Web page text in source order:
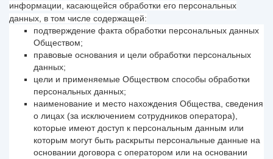
информации, касающейся обработки его персональных
данных, в том числе содержащей:
подтверждение факта обработки персональных данных
Обществом;
правовые основания и цели обработки персональных
данных;
цели и применяемые Обществом способы обработки
персональных данных;
наименование и место нахождения Общества, сведения
о лицах (за исключением сотрудников оператора),
которые имеют доступ к персональным данным или
которым могут быть раскрыты персональные данные на
основании договора с оператором или на основании